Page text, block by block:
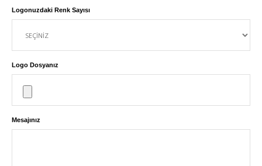
Logonuzdaki Renk Sayısı
Logo Dosyanız
Mesajınız